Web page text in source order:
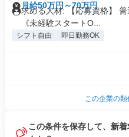
月給50万円～70万円
求める人材: 【応募資格】
《未経験スタートO...
シフト自由 即日勤務OK
この企業の
この条件を保存して、新